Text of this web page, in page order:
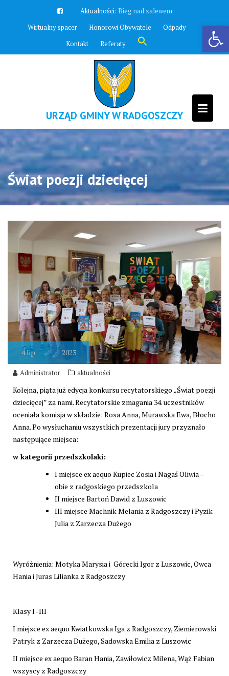
Otwórz pasek narzędzi
Aktualności:Zawyją syreny
Wirtualny spacer
Honorowi Obywatele
Odpady
Kontakt
Referaty Search
for:
Search Button
URZĄD GMINY W RADGOSZCZY
Świat poezji dziecięcej
4lip 2023
Administrator aktualności
Kolejna, piąta już edycja konkursu recytatorskiego „Świat poezji
dziecięcej” za nami. Recytatorskie zmagania 34. uczestników
oceniała komisja w składzie: Rosa Anna, Murawska Ewa, Błocho
Anna. Po wysłuchaniu wszystkich prezentacji jury przyznało
następujące miejsca:
w kategorii przedszkolaki:
I miejsce ex aequo Kupiec Zosia i Nagaś Oliwia –
obie z radgoskiego przedszkola
II miejsce Bartoń Dawid z Luszowic
III miejsce Machnik Melania z Radgoszczy i Pyzik
Julia z Zarzecza Dużego
Wyróżnienia: Motyka Marysia i Górecki Igor z Luszowic, Owca
Hania i Juras Lilianka z Radgoszczy
Klasy I -III
I miejsce ex aequo Kwiatkowska Iga z Radgoszczy, Ziemierowski
Patryk z Zarzecza Dużego, Sadowska Emilia z Luszowic
II miejsce ex aequo Baran Hania, Zawiłowicz Milena, Wąż Fabian
wszyscy z Radgoszczy